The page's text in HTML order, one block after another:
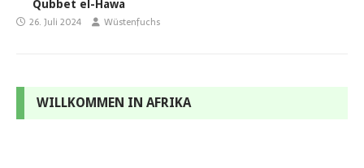
Qubbet el-Hawa
26. Juli 2024 Wüstenfuchs
WILLKOMMEN IN AFRIKA